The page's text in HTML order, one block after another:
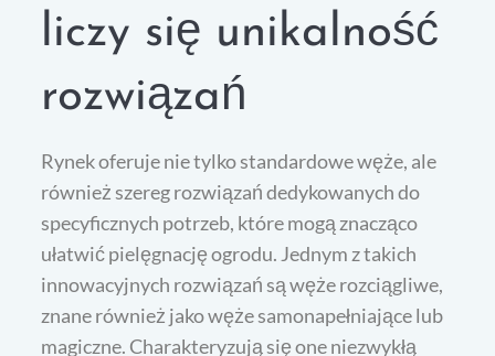
liczy się unikalność
rozwiązań
Rynek oferuje nie tylko standardowe węże, ale
również szereg rozwiązań dedykowanych do
specyficznych potrzeb, które mogą znacząco
ułatwić pielęgnację ogrodu. Jednym z takich
innowacyjnych rozwiązań są węże rozciągliwe,
znane również jako węże samonapełniające lub
magiczne. Charakteryzują się one niezwykłą